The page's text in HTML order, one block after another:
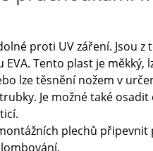
proti UV záření. Jsou
Tento plast je měkký,
lze těsnění nožem v
Je možné také
plechů